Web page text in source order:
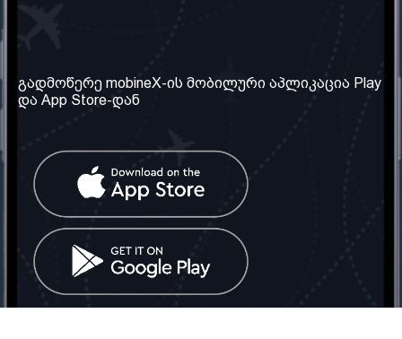
ჩვენ შესახებ
ჩვენი სერვისები
წესები და პირობები
კითხვები
კონტაქტი
საქართველო: თბილისი
ტელ: 032 2 04 00 50
ელ. ფოსტა:
info@mobinex.ge
სოციალური ქსელი
გადმოწერე mobineX-ის მობილური აპლიკაცია Play
და App Store-დან